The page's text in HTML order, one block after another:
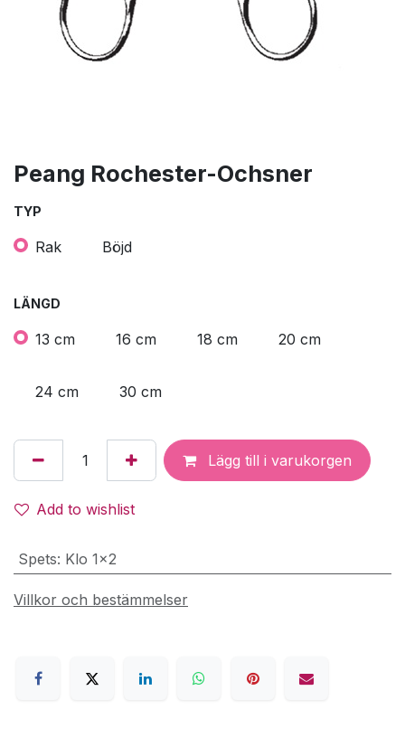
Peang Rochester-Ochsner
TYP
Rak Böjd
LÄNGD
13 cm 16 cm 18 cm 20 cm
24 cm 30 cm
Lägg till i varukorgen
Add to wishlist
Spets: Klo 1x2
Villkor och bestämmelser